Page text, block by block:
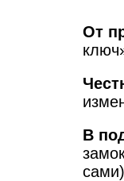
От
В
сами)